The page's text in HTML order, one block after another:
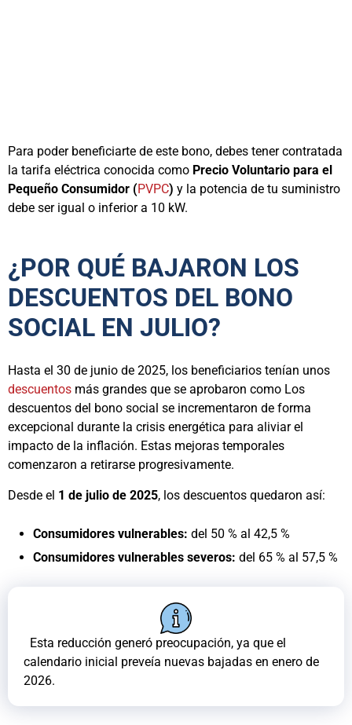
Para poder beneficiarte de este bono, debes tener contratada
la tarifa eléctrica conocida como Precio Voluntario para el
Pequeño Consumidor (PVPC) y la potencia de tu suministro
debe ser igual o inferior a 10 kW.
¿POR QUÉ BAJARON LOS
DESCUENTOS DEL BONO
SOCIAL EN JULIO?
Hasta el 30 de junio de 2025, los beneficiarios tenían unos
descuentos más grandes que se aprobaron como Los
descuentos del bono social se incrementaron de forma
excepcional durante la crisis energética para aliviar el
impacto de la inflación. Estas mejoras temporales
comenzaron a retirarse progresivamente.
Desde el 1 de julio de 2025, los descuentos quedaron así:
Consumidores vulnerables: del 50 % al 42,5 %
Consumidores vulnerables severos: del 65 % al 57,5 %
Esta reducción generó preocupación, ya que el
calendario inicial preveía nuevas bajadas en enero de
2026.